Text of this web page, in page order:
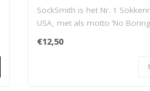
SockSmith is het Nr. 1
USA, met als motto ‘No Boring
€12,50